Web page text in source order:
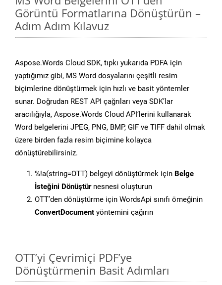
Görüntü Formatlarına Dönüştürün –
Adım Adım Kılavuz
Aspose.Words Cloud SDK, tıpkı yukarıda PDFA için
yaptığımız gibi, MS Word dosyalarını çeşitli resim
biçimlerine dönüştürmek için hızlı ve basit yöntemler
sunar. Doğrudan REST API çağrıları veya SDK’lar
aracılığıyla, Aspose.Words Cloud API’lerini kullanarak
Word belgelerini JPEG, PNG, BMP, GIF ve TIFF dahil olmak
üzere birden fazla resim biçimine kolayca
dönüştürebilirsiniz.
%!a(string=OTT) belgeyi dönüştürmek için Belge
İsteğini Dönüştürnesnesi oluşturun
OTT’den dönüştürme için WordsApi sınıfı örneğinin
ConvertDocument yöntemini çağırın
OTT’yi Çevrimiçi PDF’ye
Dönüştürmenin Basit Adımları